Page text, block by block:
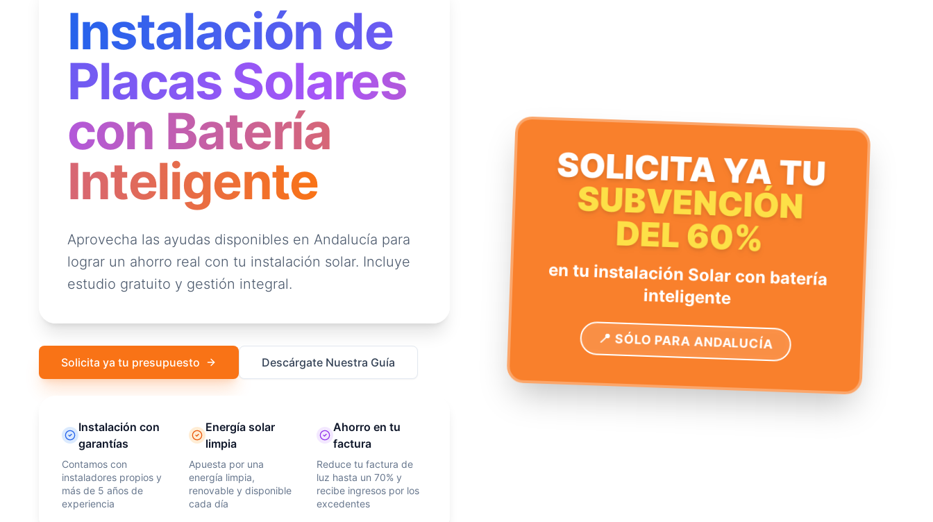
Instalación de
Placas Solares
con Batería
Inteligente
Aprovecha las ayudas disponibles en Andalucía para
lograr un ahorro real con tu instalación solar. Incluye
estudio gratuito y gestión integral.
Solicita ya tu presupuesto Descárgate Nuestra Guía
Instalación con
garantías
Contamos con
instaladores propios y
más de 5 años de
experiencia
Energía solar
limpia
Apuesta por una
energía limpia,
renovable y disponible
cada día
Ahorro en tu
factura
Reduce tu factura de
luz hasta un 70% y
recibe ingresos por los
excedentes
SOLICITA YA TU
SUBVENCIÓN
DEL 60%
en tu instalación Solar con batería
inteligente
📍 SÓLO PARA ANDALUCÍA